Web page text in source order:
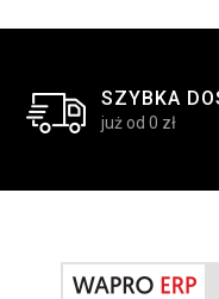
SZYBKA
już od 0 zł